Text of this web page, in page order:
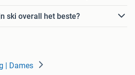
ski overall het beste?
| Dames